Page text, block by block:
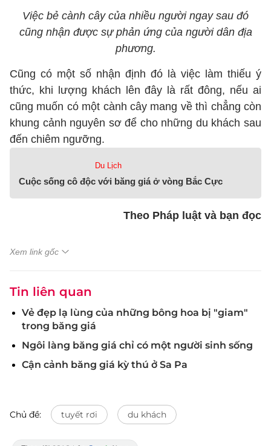
Việc bẻ cành cây của nhiều người ngay sau đó
cũng nhận được sự phản ứng của người dân địa
phương.
Cũng có một số nhận định đó là việc làm thiếu ý
thức, khi lượng khách lên đây là rất đông, nếu ai
cũng muốn có một cành cây mang về thì chẳng còn
khung cảnh nguyên sơ để cho những du khách sau
đến chiêm ngưỡng.
Du Lịch
Cuộc sống cô độc với băng giá ở vòng Bắc Cực
Theo Pháp luật và bạn đọc
Xem link gốc
Tin liên quan
Vẻ đẹp lạ lùng của những bông hoa bị "giam"
trong băng giá
Ngôi làng băng giá chỉ có một người sinh sống
Cận cảnh băng giá kỳ thú ở Sa Pa
Chủ đề: tuyết rơi du khách